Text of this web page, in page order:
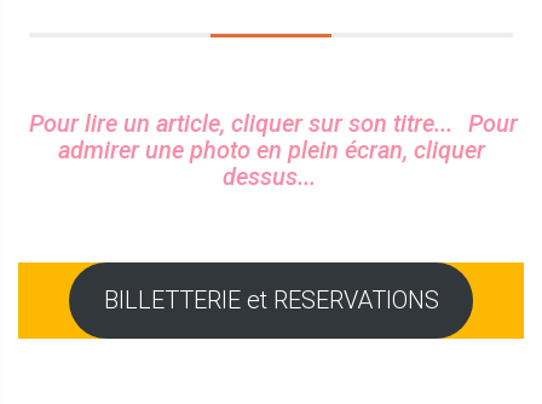
Sidebar
Pour lire un article, cliquer sur son titre...
Pour
admirer une photo en plein écran, cliquer
dessus...
BILLETTERIE et RESERVATIONS